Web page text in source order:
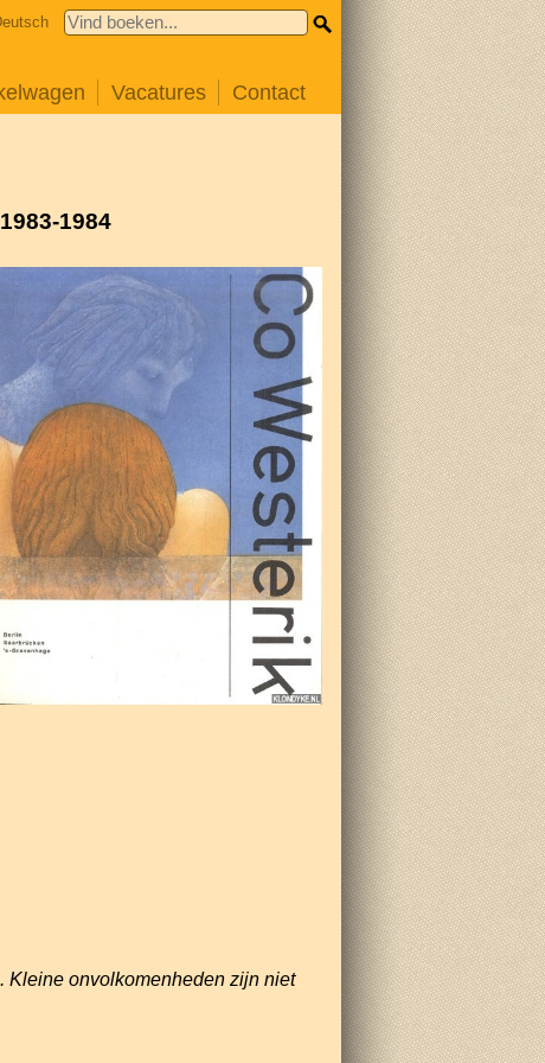
Vacatures Contact
1984
Kleine onvolkomenheden zijn niet